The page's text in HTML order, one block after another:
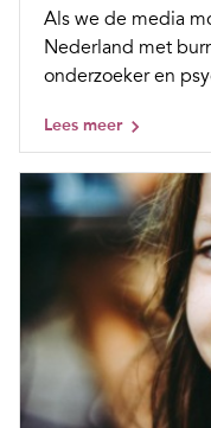
Als we de media
Nederland met
onderzoeker en
Lees meer